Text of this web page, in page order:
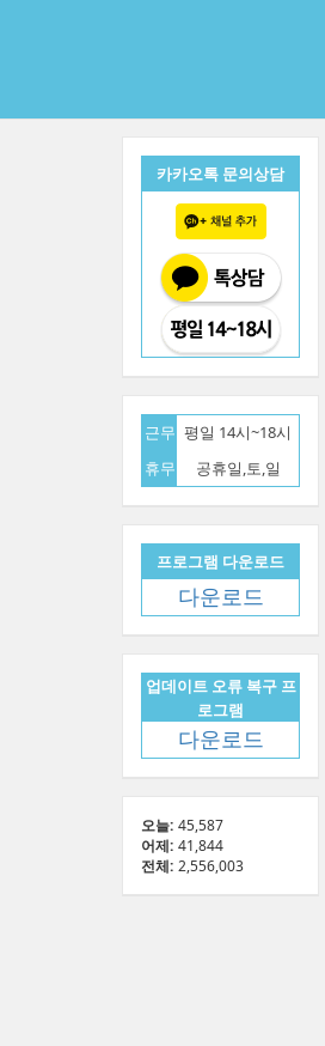
카카오톡 문의상담
근무 평일 14시~18시
휴무
공휴일,토,일
프로그램 다운로드
다운로드
업데이트 오류 복구 프
로그램
다운로드
오늘: 45,587
어제: 41,844
전체: 2,556,003